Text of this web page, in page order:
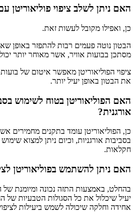
האם ניתן לשלב ציפוי פוליאוריטן
כן, ואפילו מקובל לעשות זאת.
הבטון נוטה פעמים רבות להתפזר באופן
מסתכן בבועות אוויר, אשר מאוחר יותר
ציפוי הפוליאוריטן מאפשר איטום של
את הבטון באופן יעיל יותר.
האם הפוליאוריטן בטוח לשימוש
אורגנית?
כן, הפוליאוריטן עומד בתקנים מחמירים
בסביבות אורגניות, וכיום ניתן למצוא
חקלאות.
האם ניתן להשתמש בפוליאוריטן
בהחלט, באמצעות התזה נכונה ומיומנת של
יעיל שיכלול את כל הסגולות הטבעיות של
אחידה וחלקה שיכולה לשמש ביעילות